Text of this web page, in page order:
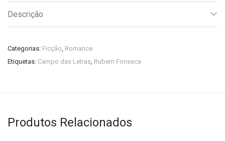
Descrição
Categorias: Ficção, Romance
Etiquetas: Campo das Letras, Rubem Fonseca
Produtos Relacionados